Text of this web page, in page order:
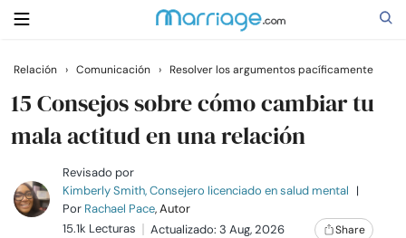
Buscar
Casarse
Relaciones
Relación › Comunicación › Resolver los argumentos pacíficamente
15 Consejos sobre cómo cambiar tu
mala actitud en una relación
Revisado por
Kimberly Smith, Consejero licenciado en salud mental |
Por Rachael Pace, Autor
15.1k Lecturas
Actualizado: 3 Aug, 2026 Share